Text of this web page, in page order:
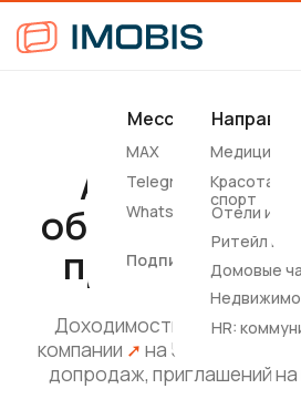
WhatsApp*
Telegram
MAX
Мессенджеры
Подписные каналы
Ритейл и e-
Домовые
HR:
Отели и
Красота и
спорт
Медицина
Начать бесплатно
Доходимость клиентов➚
компании на 5% и выше•Рост
допродаж, приглашений на
общение с
при помощи